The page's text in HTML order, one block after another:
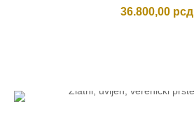
36.800,00 рсд